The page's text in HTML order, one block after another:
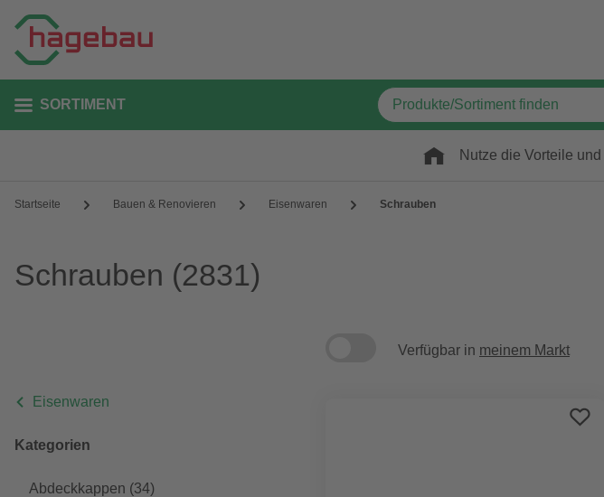
SORTIMENT
Nutze die Vorteile und
Startseite Bauen & Renovieren Eisenwaren Schrauben
Schrauben (2831)
Eisenwaren
Kategorien
Abdeckkappen (34)
Verfügbar in meinem Markt